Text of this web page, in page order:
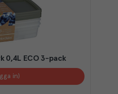
0,4L ECO 3-pack
in)